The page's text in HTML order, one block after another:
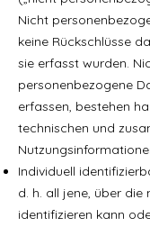
Nicht
keine Rückschlüsse
sie erfasst wurden.
personenbezogene
erfassen, bestehen
technischen und
Individuell
d. h. all jene, über die
identifizieren kann